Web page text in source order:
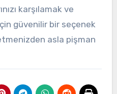
karşılamak ve
güvenilir bir seçenek
asla pişman